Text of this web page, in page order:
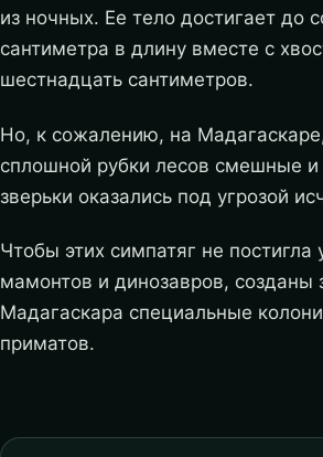
из ночных. Ее тело достигает до
сантиметра в длину вместе с
шестнадцать сантиметров.
Но, к сожалению, на Мадагаскаре,
сплошной рубки лесов смешные и
зверьки оказались под угрозой
Чтобы этих симпатяг не постигла
мамонтов и динозавров, созданы
Мадагаскара специальные
приматов.